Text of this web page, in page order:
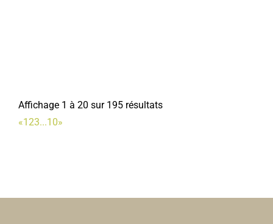
Affichage 1 à 20 sur 195 résultats
«123...10»